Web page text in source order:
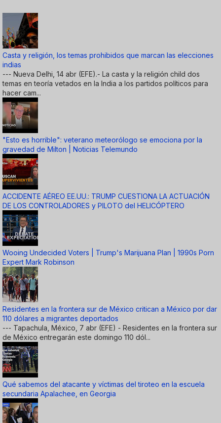
Casta y religión, los temas prohibidos que marcan las elecciones
indias
--- Nueva Delhi, 14 abr (EFE).- La casta y la religión child dos
temas en teoría vetados en la India a los partidos políticos para
hacer cam...
"Esto es horrible": veterano meteorólogo se emociona por la
gravedad de Milton | Noticias Telemundo
ACCIDENTE AÉREO EE.UU.: TRUMP CUESTIONA LA ACTUACIÓN
DE LOS CONTROLADORES y PILOTO del HELICÓPTERO
Wooing Undecided Voters | Trump's Marijuana Plan | 1990s Porn
Expert Mark Robinson
Residentes en la frontera sur de México critican a México por dar
110 dólares a migrantes deportados
--- Tapachula, México, 7 abr (EFE) - Residentes en la frontera sur
de México entregarán este domingo 110 dól...
Qué sabemos del atacante y víctimas del tiroteo en la escuela
secundaria Apalachee, en Georgia